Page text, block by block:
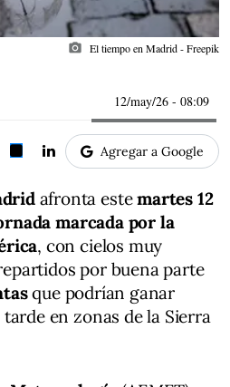
photo_camera El tiempo en Madrid - Freepik
12/may/26 - 08:09
Agregar a Google
afronta estemartes 12
marcada por la
, con cielos muy
por buena parte
que podrían ganar
en zonas de la Sierra